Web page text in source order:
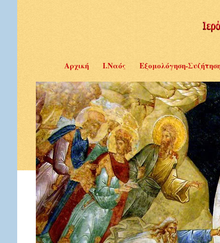
Αρχική Ι.Ναός Εξομολόγηση-